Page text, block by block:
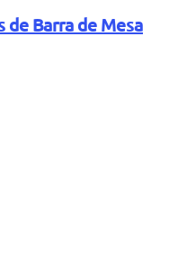
de Barra de Mesa